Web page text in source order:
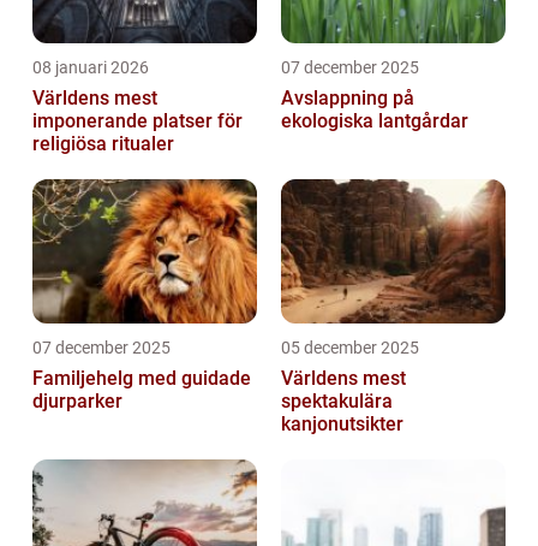
08 januari 2026
Världens mest
imponerande platser för
religiösa ritualer
07 december 2025
Avslappning på
ekologiska lantgårdar
07 december 2025
Familjehelg med guidade
djurparker
05 december 2025
Världens mest
spektakulära
kanjonutsikter